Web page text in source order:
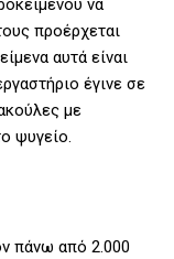
να
προέρχεται
αυτά είναι
έγινε σε
με
ψυγείο.
πάνω από 2.000